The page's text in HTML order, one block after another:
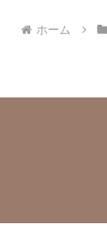
ホーム